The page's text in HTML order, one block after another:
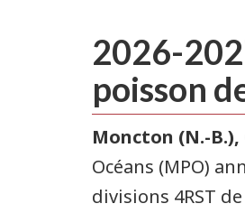
2026-
poisson
Moncton (N.-B.),
Océans (MPO)
divisions 4RST